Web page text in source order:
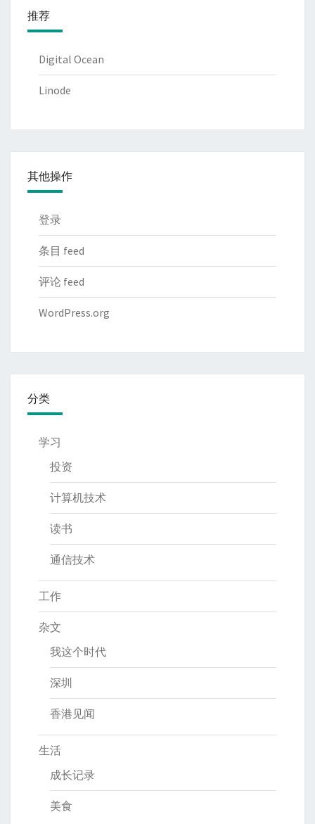
推荐
Digital Ocean
Linode
其他操作
登录
条目 feed
评论 feed
WordPress.org
分类
学习
投资
计算机技术
读书
通信技术
工作
杂文
我这个时代
深圳
香港见闻
生活
成长记录
美食